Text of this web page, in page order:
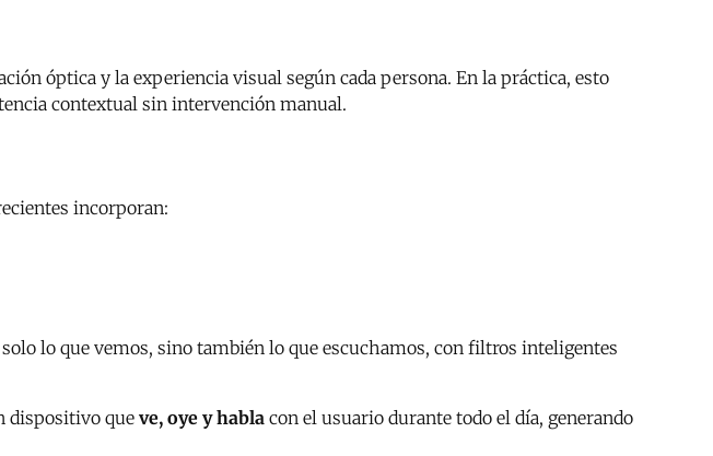
óptica y la experiencia visual según cada persona. En la práctica, esto
contextual sin intervención manual.
incorporan:
lo que vemos, sino también lo que escuchamos, con filtros inteligentes
dispositivo queve, oye y habla con el usuario durante todo el día, generando